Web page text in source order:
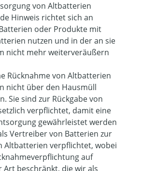
von Altbatterien
Hinweis richtet sich an
oder Produkte mit
nutzen und in der an sie
nicht mehr weiterveräußern
Rücknahme von Altbatterien
nicht über den Hausmüll
Sie sind zur Rückgabe von
verpflichtet, damit eine
gewährleistet werden
Vertreiber von Batterien zur
Altbatterien verpflichtet, wobei
auf
beschränkt, die wir als